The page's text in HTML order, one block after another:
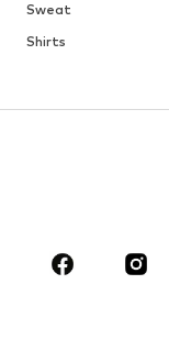
Sweat
Shirts
Rockar
KLÄDER